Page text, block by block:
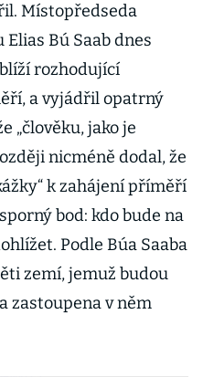
Místopředseda
Bú Saab dnes
rozhodující
a vyjádřil opatrný
„člověku, jako je
nicméně dodal, že
k zahájení příměří
bod: kdo bude na
Podle Búa Saaba
zemí, jemuž budou
zastoupena v něm